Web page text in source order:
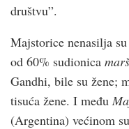
društvu”.
Majstorice nenasilja
od 60% sudionica
Gandhi, bile su žene;
tisuća žene. I među
(Argentina) većinom